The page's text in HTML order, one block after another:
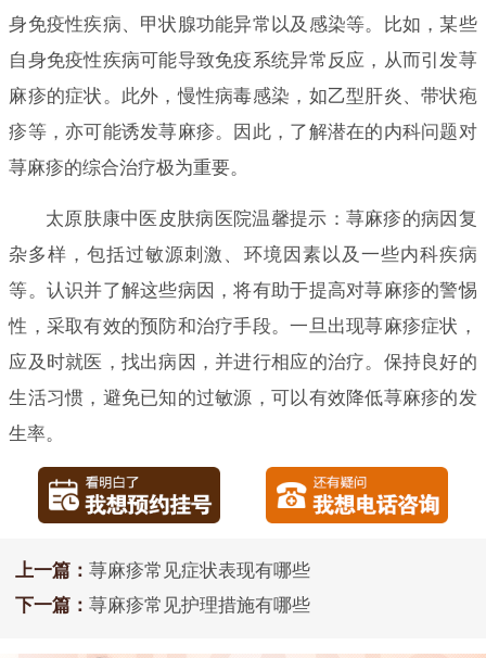
身免疫性疾病、甲状腺功能异常以及感染等。比如，某些
自身免疫性疾病可能导致免疫系统异常反应，从而引发荨
麻疹的症状。此外，慢性病毒感染，如乙型肝炎、带状疱
疹等，亦可能诱发荨麻疹。因此，了解潜在的内科问题对
荨麻疹的综合治疗极为重要。
太原肤康中医皮肤病医院温馨提示：荨麻疹的病因复
杂多样，包括过敏源刺激、环境因素以及一些内科疾病
等。认识并了解这些病因，将有助于提高对荨麻疹的警惕
性，采取有效的预防和治疗手段。一旦出现荨麻疹症状，
应及时就医，找出病因，并进行相应的治疗。保持良好的
生活习惯，避免已知的过敏源，可以有效降低荨麻疹的发
生率。
上一篇： 荨麻疹常见症状表现有哪些
下一篇： 荨麻疹常见护理措施有哪些